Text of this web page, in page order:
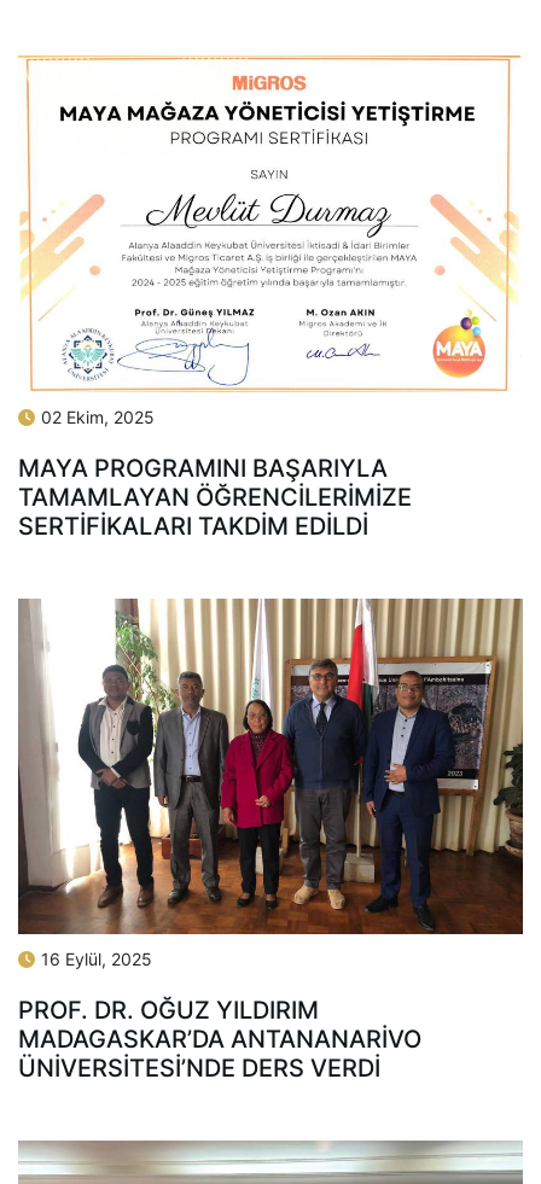
02 Ekim, 2025
MAYA PROGRAMINI BAŞARIYLA
TAMAMLAYAN ÖĞRENCILERIMIZE
SERTIFIKALARI TAKDIM EDILDI
16 Eylül, 2025
PROF. DR. OĞUZ YILDIRIM
MADAGASKAR’DA ANTANANARIVO
ÜNIVERSITESI’NDE DERS VERDI